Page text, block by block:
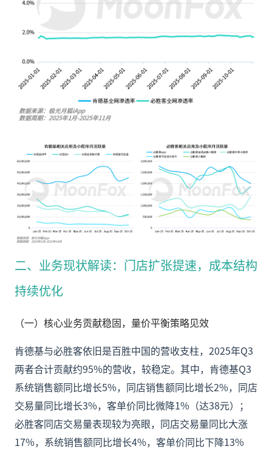
二、业务现状解读：门店扩张提速，成本结构
持续优化
（一）核心业务贡献稳固，量价平衡策略见效
肯德基与必胜客依旧是百胜中国的营收支柱，2025年Q3
两者合计贡献约95%的营收，较稳定。其中，肯德基Q3
系统销售额同比增长5%，同店销售额同比增长2%，同店
交易量同比增长3%，客单价同比微降1%（达38元）；
必胜客同店交易量表现较为亮眼，同店交易量同比大涨
17%，系统销售额同比增长4%，客单价同比下降13%